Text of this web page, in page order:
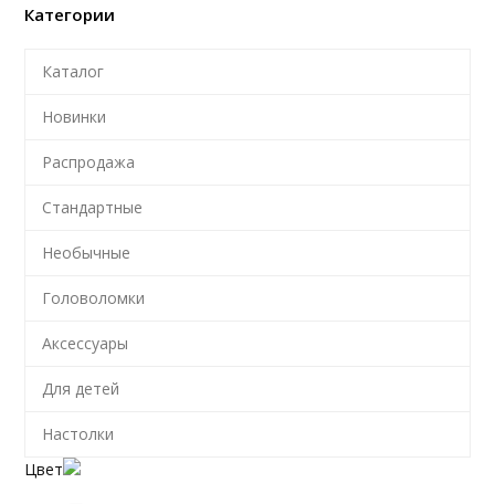
Категории
Каталог
Новинки
Распродажа
Стандартные
Необычные
Головоломки
Аксессуары
Для детей
Настолки
Цвет